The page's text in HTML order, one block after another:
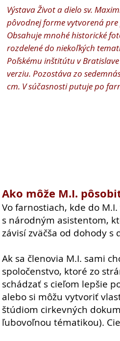
Výstava Život a dielo sv.
pôvodnej forme vytvorená
Obsahuje mnohé historické
rozdelené do niekoľkých
Poľskému inštitútu v
verziu. Pozostáva zo
cm. V súčasnosti putuje po
Ako môže M.I.
Vo farnostiach, kde do
s národným asistentom,
závisí zväčša od dohody
Ak sa členovia M.I. sami
spoločenstvo, ktoré zo
schádzať s cieľom lepšie
alebo si môžu vytvoriť
štúdiom cirkevných
ľubovoľnou tématikou).